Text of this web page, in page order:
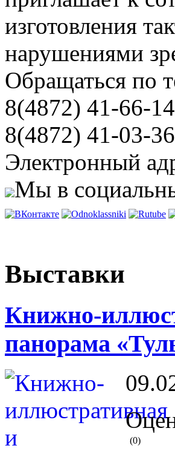
изготовления
нарушениями
Обращаться по
8(4872) 41-66-14
8(4872) 41-03-36
Электронный
Мы в
Выставки
Книжно-
панорама
(0)